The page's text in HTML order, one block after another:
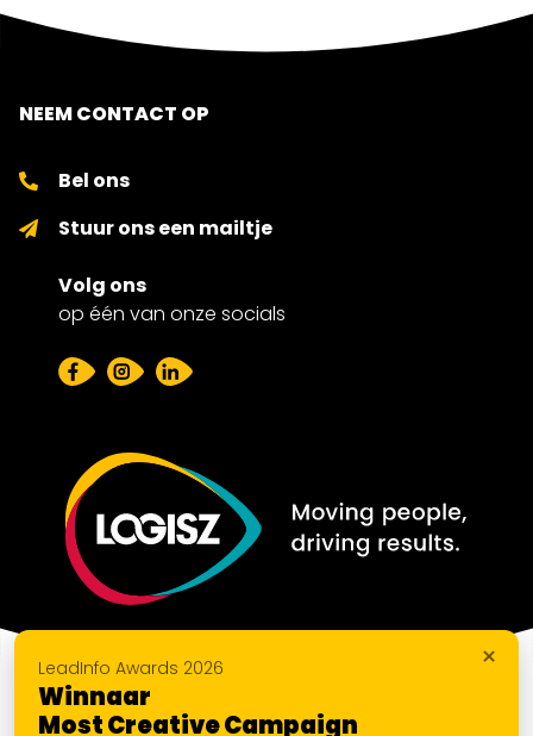
×
LeadInfo Awards 2026
Winnaar
Most Creative Campaign
NEEM CONTACT OP
Bel ons
Stuur ons een mailtje
Volg ons
op één van onze socials